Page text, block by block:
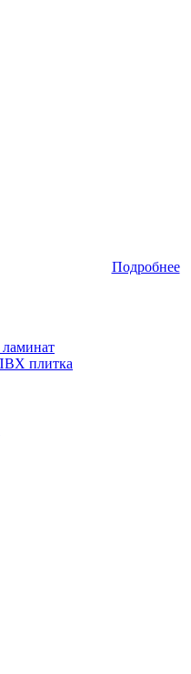
Подробнее
плитка